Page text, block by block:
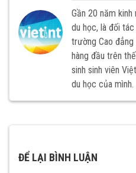
Gần 20 năm
du học, là đối
trường Cao
hàng đầu trên
sinh sinh viên
du học của mình.
ĐỂ LẠI BÌNH LUẬN